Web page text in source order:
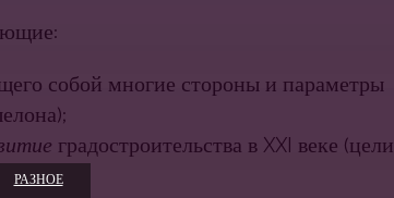
РАЗНОЕ
собой многие стороны и параметры
градостроительства в XXI веке (цели